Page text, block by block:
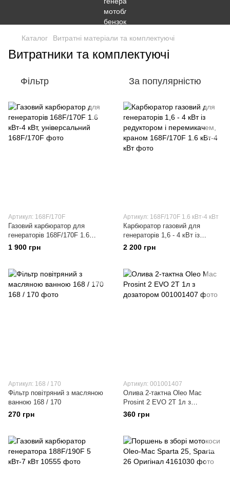
Каталог Витратні матеріали та комплектуючі
Витратники та комплектуючі
Фільтр За популярністю
Артикул: 168F/170F
Газовий карбюратор для
генераторів 168F/170F 1.6
кВт-4 кВт, універсальний
1 900 грн
Артикул: 168F/170F 1.6 кВт-4 кВт
Карбюратор газовий для
генераторів 1,6 - 4 кВт із
редуктором і перемикачем,
2 200 грн
Артикул: 168 / 170
Фільтр повітряний з масляною
ванною 168 / 170
270 грн
Артикул: 001001407
Олива 2-тактна Oleo Mac
Prosint 2 EVO 2T 1л з
дозатором
360 грн